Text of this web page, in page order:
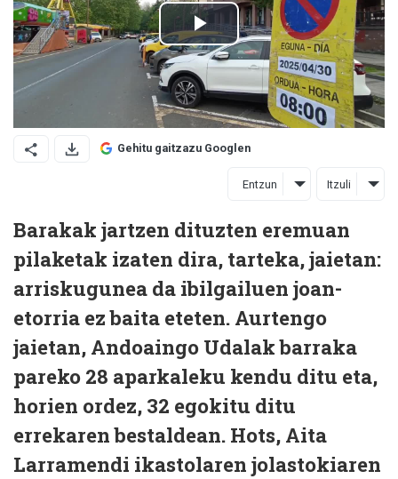
Gehitu gaitzazu Googlen
Entzun Itzuli
Barakak jartzen dituzten eremuan
pilaketak izaten dira, tarteka, jaietan:
arriskugunea da ibilgailuen joan-
etorria ez baita eteten. Aurtengo
jaietan, Andoaingo Udalak barraka
pareko 28 aparkaleku kendu ditu eta,
horien ordez, 32 egokitu ditu
errekaren bestaldean. Hots, Aita
Larramendi ikastolaren jolastokiaren